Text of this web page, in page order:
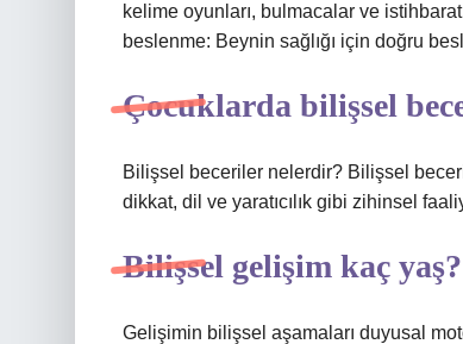
kelime oyunları, bulmacalar ve
beslenme: Beynin sağlığı için doğru
Çocuklarda bilişsel
Bilişsel beceriler nelerdir? Bilişsel
dikkat, dil ve yaratıcılık gibi zihinsel
Bilişsel gelişim kaç yaş?
Gelişimin bilişsel aşamaları duyusal